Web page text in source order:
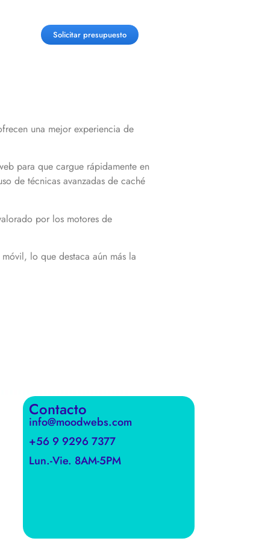
Solicitar presupuesto
una mejor experiencia de
para que cargue rápidamente en
de técnicas avanzadas de caché
por los motores de
lo que destaca aún más la
Contacto
info@moodwebs.com
+56 9 9296 7377
Lun.-Vie. 8AM-5PM